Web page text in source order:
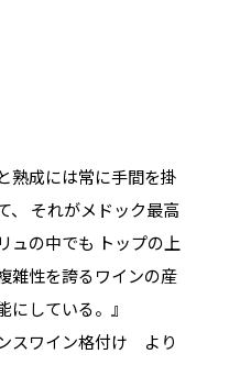
熟成には常に手間を掛
、 それがメドック最高
ュの中でも トップの上
雑性を誇るワインの産
にしている。』
スワイン格付け より